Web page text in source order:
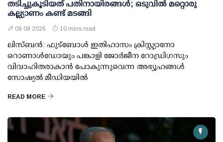
തടിച്ചുകൂടിയത് പതിനായിരങ്ങള്‍; ഒടുവില്‍ മറ്റൊരു
കല്ല്യാണം കണ്ട് മടങ്ങി
09 08 2026 10 mins read
ലിസ്ബന്‍: ഫുട്‌ബോള്‍ ഇതിഹാസം ക്രിസ്റ്റ്യാനോ
റൊണാള്‍ഡോയും പങ്കാളി ജോര്‍ജീന റോഡ്രിഗസും
വിവാഹിതരാകാന്‍ പോകുന്നുവെന്ന അഭ്യൂഹങ്ങള്‍
സോഷ്യല്‍ മീഡിയയില്‍
READ MORE